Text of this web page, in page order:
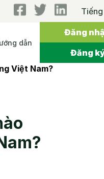
dẫn
Đăng
Đăng
Việt Nam?